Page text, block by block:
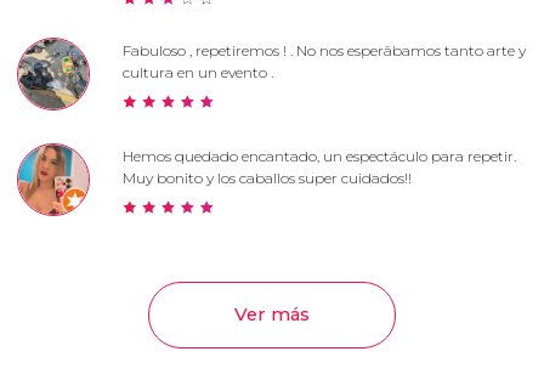
Fabuloso , repetiremos ! . No nos esperâbamos tanto arte y
cultura en un evento .
Hemos quedado encantado, un espectáculo para repetir.
Muy bonito y los caballos super cuidados!!
Ver más